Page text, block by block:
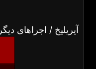
آیریلیخ / اجراهای دیگر